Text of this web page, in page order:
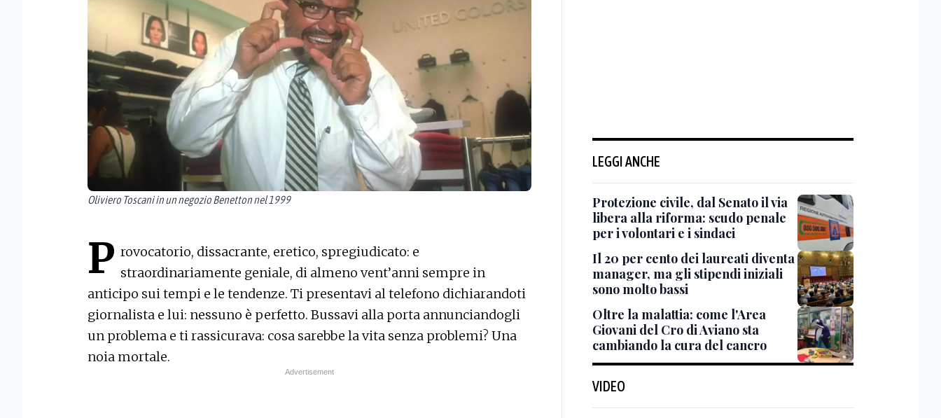
Oliviero Toscani in un negozio Benetton nel 1999
P rovocatorio, dissacrante, eretico, spregiudicato: e
straordinariamente geniale, di almeno vent’anni sempre in
anticipo sui tempi e le tendenze. Ti presentavi al telefono dichiarandoti
giornalista e lui: nessuno è perfetto. Bussavi alla porta annunciandogli
un problema e ti rassicurava: cosa sarebbe la vita senza problemi? Una
noia mortale.
LEGGI ANCHE
Protezione civile, dal Senato il via
libera alla riforma: scudo penale
per i volontari e i sindaci
Il 20 per cento dei laureati diventa
manager, ma gli stipendi iniziali
sono molto bassi
Oltre la malattia: come l'Area
Giovani del Cro di Aviano sta
cambiando la cura del cancro
VIDEO